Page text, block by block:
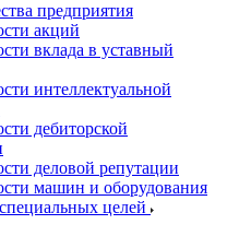
предприятия
акций
вклада в уставный
интеллектуальной
дебиторской
деловой репутации
машин и оборудования
целей